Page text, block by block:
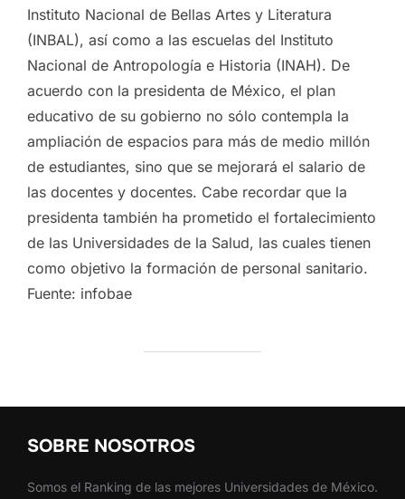
Instituto Nacional de Bellas Artes y Literatura
(INBAL), así como a las escuelas del Instituto
Nacional de Antropología e Historia (INAH). De
acuerdo con la presidenta de México, el plan
educativo de su gobierno no sólo contempla la
ampliación de espacios para más de medio millón
de estudiantes, sino que se mejorará el salario de
las docentes y docentes. Cabe recordar que la
presidenta también ha prometido el fortalecimiento
de las Universidades de la Salud, las cuales tienen
como objetivo la formación de personal sanitario.
Fuente: infobae
SOBRE NOSOTROS
Somos el Ranking de las mejores Universidades de México.